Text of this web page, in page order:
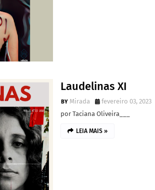
Laudelinas XI
Mirada
fevereiro 03, 2023
por Taciana Oliveira___
LEIA MAIS »